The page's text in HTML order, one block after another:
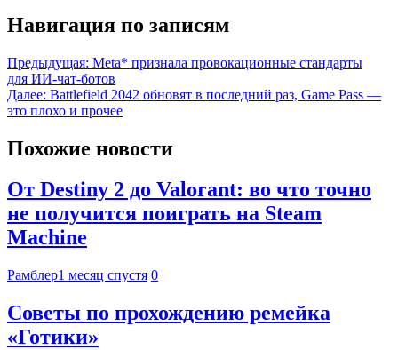
Навигация по записям
Предыдущая: Meta* признала провокационные стандарты
для ИИ-чат-ботов
Далее: Battlefield 2042 обновят в последний раз, Game Pass —
это плохо и прочее
Похожие новости
От Destiny 2 до Valorant: во что точно
не получится поиграть на Steam
Machine
Рамблер1 месяц спустя 0
Советы по прохождению ремейка
«Готики»